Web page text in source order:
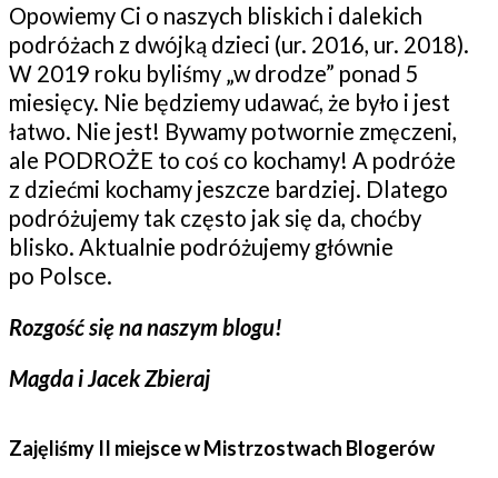
Opowiemy Ci o naszych bliskich i dalekich
podróżach z dwójką dzieci (ur. 2016, ur. 2018).
W 2019 roku byliśmy „w drodze” ponad 5
miesięcy. Nie będziemy udawać, że było i jest
łatwo. Nie jest! Bywamy potwornie zmęczeni,
ale PODROŻE to coś co kochamy! A podróże
z dziećmi kochamy jeszcze bardziej. Dlatego
podróżujemy tak często jak się da, choćby
blisko. Aktualnie podróżujemy głównie
po Polsce.
Rozgość się na naszym blogu!
Magda i Jacek Zbieraj
Zajęliśmy II miejsce w Mistrzostwach Blogerów